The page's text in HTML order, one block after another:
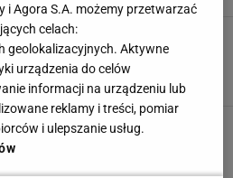
półfinale Pucharu Polski! Wisła
z Industrią Kielce
18 KWIETNIA 2026, 17:24
rywala w LM. 2 minuty przed
się koszmar
i Agora S.A. możemy przetwarzać
celach:
geolokalizacyjnych. Aktywne
urządzenia do celów
informacji na urządzeniu lub
reklamy i treści, pomiar
i ulepszanie usług.